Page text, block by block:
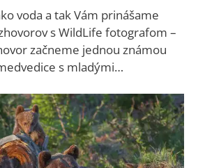
voda a tak Vám prinášame
s WildLife fotografom –
začneme jednou známou
s mladými…